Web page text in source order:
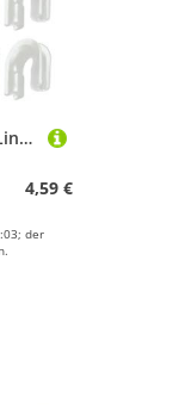
MLWSKERTY 20pcs U Form Line Protections Connector Fishing Fanel Ausrüstung Kunststoffanschlüsse Tackle Fingerhut Schnappringe
4,59 €
der